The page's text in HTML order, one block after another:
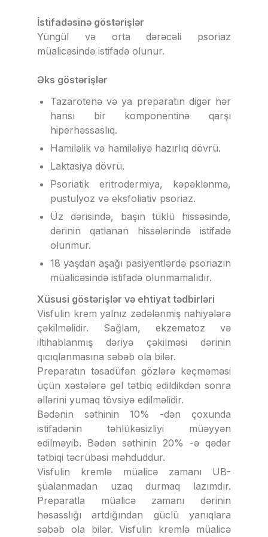
İstifadəsinə göstərişlər
Yüngül və orta dərəcəli psoriaz
müalicəsində istifadə olunur.
Əks göstərişlər
Tazarotenə və ya preparatın digər hər
hansı bir komponentinə qarşı
hiperhəssaslıq.
Hamiləlik və hamiləliyə hazırlıq dövrü.
Laktasiya dövrü.
Psoriatik eritrodermiya, kəpəklənmə,
pustulyoz və eksfoliativ psoriaz.
Üz dərisində, başın tüklü hissəsində,
dərinin qatlanan hissələrində istifadə
olunmur.
18 yaşdan aşağı pasiyentlərdə psoriazın
müalicəsində istifadə olunmamalıdır.
Xüsusi göstərişlər və ehtiyat tədbirləri
Visfulin krem yalnız zədələnmiş nahiyələrə
çəkilməlidir. Sağlam, ekzematoz və
iltihablanmış dəriyə çəkilməsi dərinin
qıcıqlanmasına səbəb ola bilər.
Preparatın təsadüfən gözlərə keçməməsi
üçün xəstələrə gel tətbiq edildikdən sonra
əllərini yumaq tövsiyə edilməlidir.
Bədənin səthinin 10% -dən çoxunda
istifadənin təhlükəsizliyi müəyyən
edilməyib. Bədən səthinin 20% -ə qədər
tətbiqi təcrübəsi məhduddur.
Visfulin kremlə müalicə zamanı UB-
şüalanmadan uzaq durmaq lazımdır.
Preparatla müalicə zamanı dərinin
həsasslığı artdığından güclü yanıqlara
səbəb ola bilər. Visfulin kremlə müalicə